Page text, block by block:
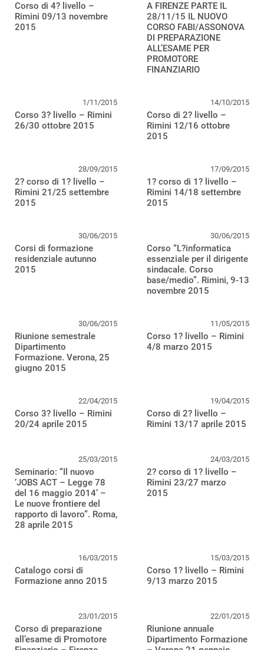
Corso di 4? livello –
Rimini 09/13 novembre
2015
A FIRENZE PARTE IL
28/11/15 IL NUOVO
CORSO FABI/ASSONOVA
DI PREPARAZIONE
ALL’ESAME PER
PROMOTORE
FINANZIARIO
1/11/2015
Corso 3? livello – Rimini
26/30 ottobre 2015
14/10/2015
Corso di 2? livello –
Rimini 12/16 ottobre
2015
28/09/2015
2? corso di 1? livello –
Rimini 21/25 settembre
2015
17/09/2015
1? corso di 1? livello –
Rimini 14/18 settembre
2015
30/06/2015
Corsi di formazione
residenziale autunno
2015
30/06/2015
Corso “L?informatica
essenziale per il dirigente
sindacale. Corso
base/medio”. Rimini, 9-13
novembre 2015
30/06/2015
Riunione semestrale
Dipartimento
Formazione. Verona, 25
giugno 2015
11/05/2015
Corso 1? livello – Rimini
4/8 marzo 2015
22/04/2015
Corso 3? livello – Rimini
20/24 aprile 2015
19/04/2015
Corso di 2? livello –
Rimini 13/17 aprile 2015
25/03/2015
Seminario: “Il nuovo
‘JOBS ACT – Legge 78
del 16 maggio 2014’ –
Le nuove frontiere del
rapporto di lavoro”. Roma,
28 aprile 2015
24/03/2015
2? corso di 1? livello –
Rimini 23/27 marzo
2015
16/03/2015
Catalogo corsi di
Formazione anno 2015
15/03/2015
Corso 1? livello – Rimini
9/13 marzo 2015
23/01/2015
Corso di preparazione
all’esame di Promotore
22/01/2015
Riunione annuale
Dipartimento Formazione